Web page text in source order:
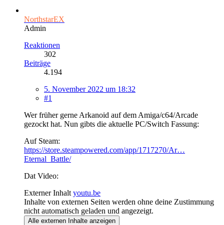
NorthstarEX
Admin
Reaktionen
302
Beiträge
4.194
5. November 2022 um 18:32
#1
Wer früher gerne Arkanoid auf dem Amiga/c64/Arcade
gezockt hat. Nun gibts die aktuelle PC/Switch Fassung:
Auf Steam:
https://store.steampowered.com/app/1717270/Ar…
Eternal_Battle/
Dat Video:
Externer Inhalt youtu.be
Inhalte von externen Seiten werden ohne deine Zustimmung
nicht automatisch geladen und angezeigt.
Alle externen Inhalte anzeigen